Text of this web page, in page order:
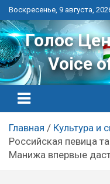
Перейти
к
контенту
Воскресенье, 9 августа,
Голос
Voice
Главная
Культура и
Российская певица
Манижа впервые